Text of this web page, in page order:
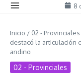
8
Inicio / 02 - Provinciales
destacó la articulación
andino
02 - Provinciales